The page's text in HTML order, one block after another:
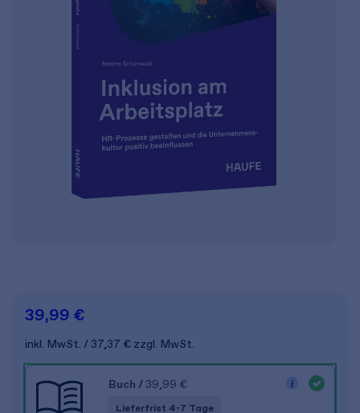
39,99 €
inkl. MwSt. 37,37 € zzgl. MwSt.
Buch / 39,99 €
Lieferfrist 4-7 Tage